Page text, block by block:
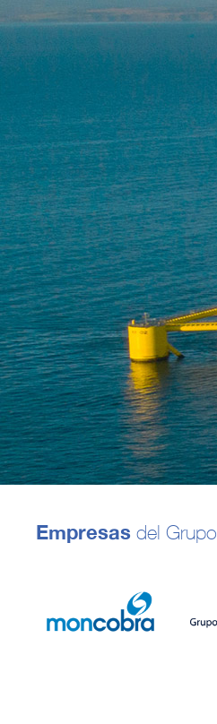
Empresas del Grupo